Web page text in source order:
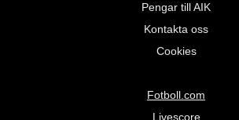
Pengar till AIK
Kontakta oss
Cookies
Fotboll.com
Livescore